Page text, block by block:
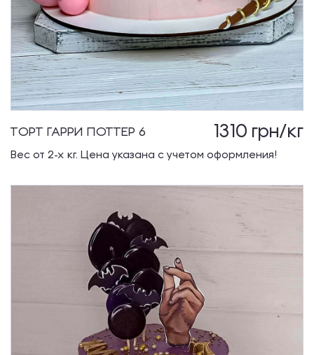
ТОРТ ГАРРИ ПОТТЕР 6 1310 грн/кг
Вес от 2-х кг. Цена указана с учетом оформления!